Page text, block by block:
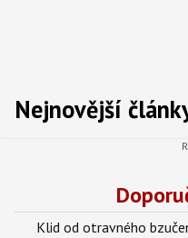
Nejnovější
Klid od otravného